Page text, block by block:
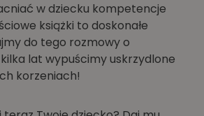
w dziecku kompetencje
książki to doskonałe
do tego rozmowy o
lat wypuścimy uskrzydlone
korzeniach!